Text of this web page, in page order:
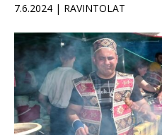
7.6.2024 | RAVINTOLAT